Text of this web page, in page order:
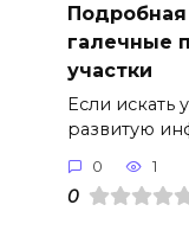
галечные
участки
Если искать
развитую
0 1
0